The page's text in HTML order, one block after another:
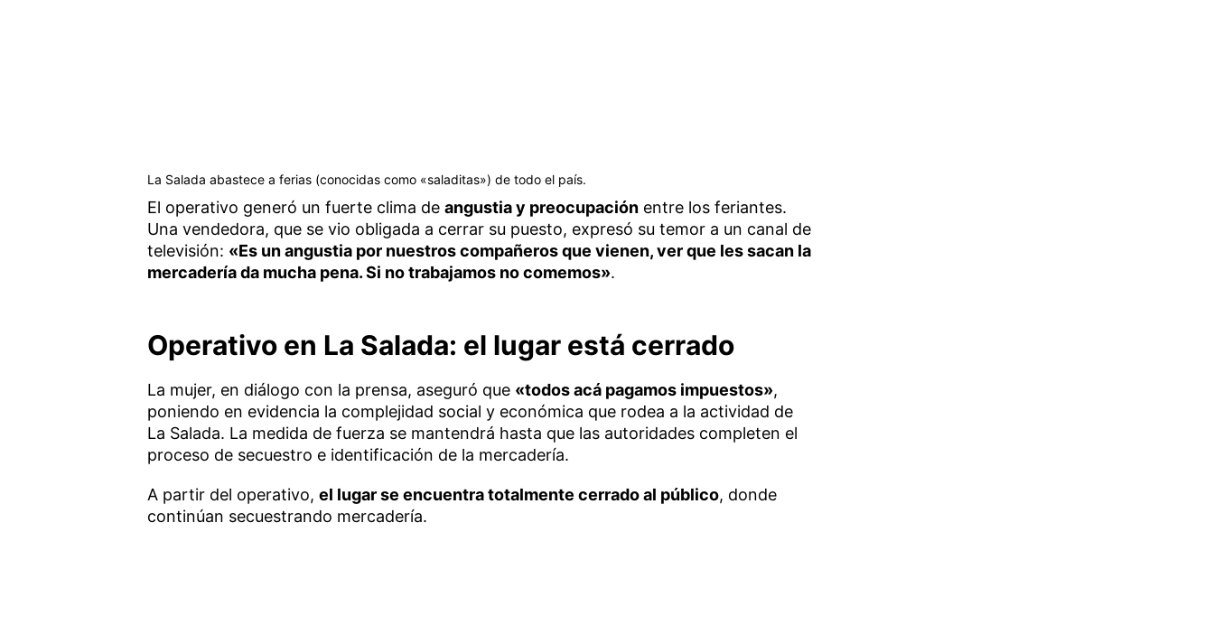
La Salada abastece a ferias (conocidas como «saladitas») de todo el país.
El operativo generó un fuerte clima de angustia y preocupaciónentre los feriantes.
Una vendedora, que se vio obligada a cerrar su puesto, expresó su temor a un canal de
televisión: «Es un angustia por nuestros compañeros que vienen, ver que les sacan la
mercadería da mucha pena. Si no trabajamos no comemos».
Operativo en La Salada: el lugar está cerrado
La mujer, en diálogo con la prensa, aseguró que «todos acá pagamos impuestos»,
poniendo en evidencia la complejidad social y económica que rodea a la actividad de
La Salada. La medida de fuerza se mantendrá hasta que las autoridades completen el
proceso de secuestro e identificación de la mercadería.
A partir del operativo, el lugar se encuentra totalmente cerrado al público, donde
continúan secuestrando mercadería.